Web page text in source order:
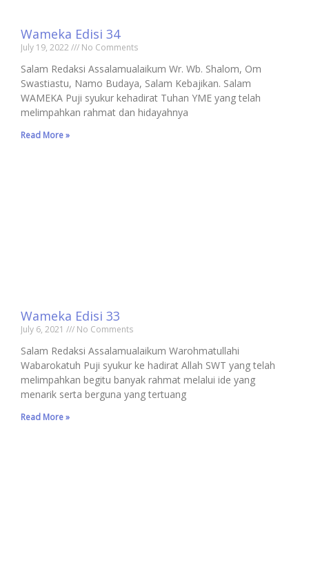
Wameka Edisi 34
July 19, 2022 No Comments
Salam Redaksi Assalamualaikum Wr. Wb. Shalom, Om
Swastiastu, Namo Budaya, Salam Kebajikan. Salam
WAMEKA Puji syukur kehadirat Tuhan YME yang telah
melimpahkan rahmat dan hi­dayahnya
Read More »
Wameka Edisi 33
July 6, 2021 No Comments
Salam Redaksi Assalamualaikum Warohmatullahi
Wabarokatuh Puji syukur ke hadirat Allah SWT yang telah
melimpahkan begitu banyak rahmat melalui ide yang
menarik serta berguna yang tertuang
Read More »